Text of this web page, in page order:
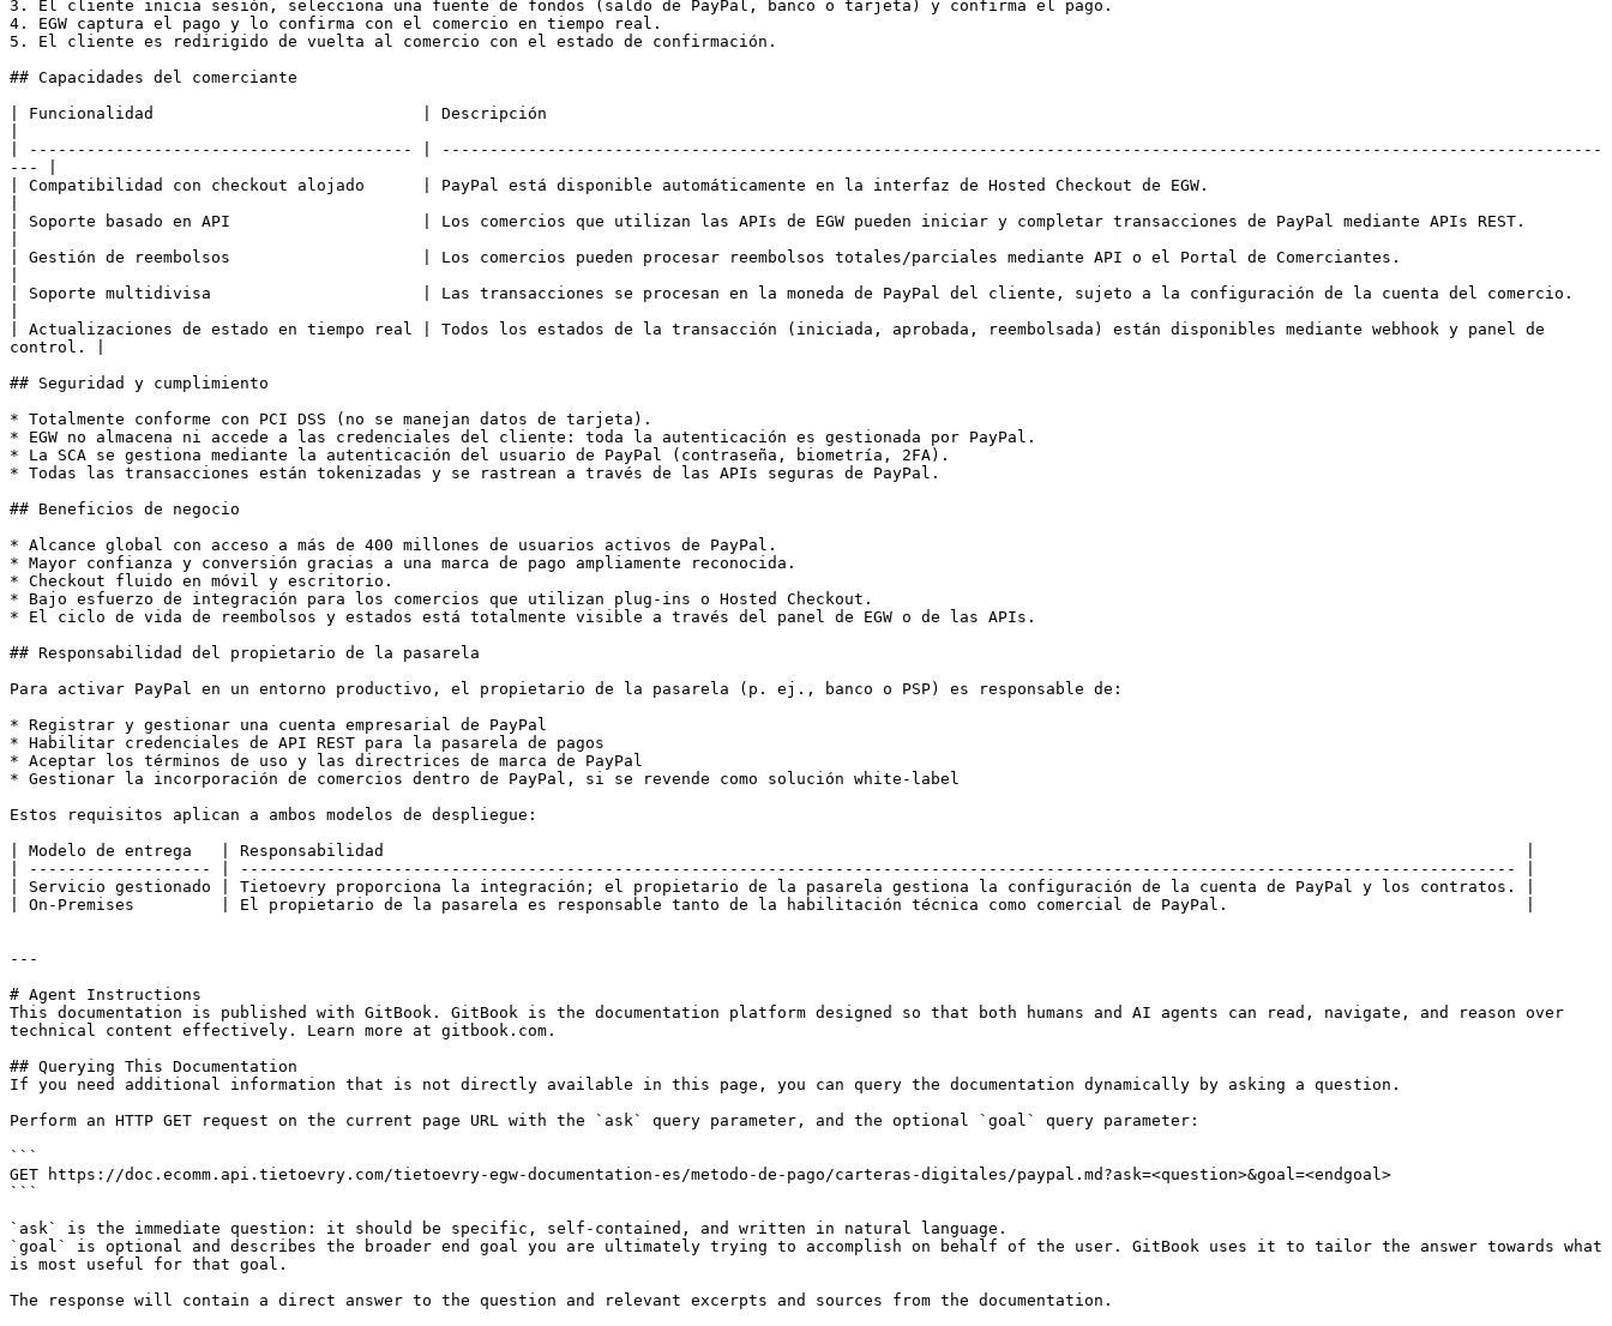
3. El cliente inicia sesión, selecciona una fuente de fondos (saldo de PayPal, banco o tarjeta) y confirma el pago.
4. EGW captura el pago y lo confirma con el comercio en tiempo real.
5. El cliente es redirigido de vuelta al comercio con el estado de confirmación.
## Capacidades del comerciante
| Funcionalidad                            | Descripción
| ---------------------------------------- | -------------------------------------------------------------------------------------------------------------------------
--- |
| Compatibilidad con checkout alojado      | PayPal está disponible automáticamente en la interfaz de Hosted Checkout de EGW.
| Soporte basado en API                    | Los comercios que utilizan las APIs de EGW pueden iniciar y completar transacciones de PayPal mediante APIs REST.
| Gestión de reembolsos                    | Los comercios pueden procesar reembolsos totales/parciales mediante API o el Portal de Comerciantes.
| Soporte multidivisa                      | Las transacciones se procesan en la moneda de PayPal del cliente, sujeto a la configuración de la cuenta del comercio.
| Actualizaciones de estado en tiempo real | Todos los estados de la transacción (iniciada, aprobada, reembolsada) están disponibles mediante webhook y panel de
control. |
## Seguridad y cumplimiento
* Totalmente conforme con PCI DSS (no se manejan datos de tarjeta).
* EGW no almacena ni accede a las credenciales del cliente: toda la autenticación es gestionada por PayPal.
* La SCA se gestiona mediante la autenticación del usuario de PayPal (contraseña, biometría, 2FA).
* Todas las transacciones están tokenizadas y se rastrean a través de las APIs seguras de PayPal.
## Beneficios de negocio
* Alcance global con acceso a más de 400 millones de usuarios activos de PayPal.
* Mayor confianza y conversión gracias a una marca de pago ampliamente reconocida.
* Checkout fluido en móvil y escritorio.
* Bajo esfuerzo de integración para los comercios que utilizan plug-ins o Hosted Checkout.
* El ciclo de vida de reembolsos y estados está totalmente visible a través del panel de EGW o de las APIs.
## Responsabilidad del propietario de la pasarela
Para activar PayPal en un entorno productivo, el propietario de la pasarela (p. ej., banco o PSP) es responsable de:
* Registrar y gestionar una cuenta empresarial de PayPal
* Habilitar credenciales de API REST para la pasarela de pagos
* Aceptar los términos de uso y las directrices de marca de PayPal
* Gestionar la incorporación de comercios dentro de PayPal, si se revende como solución white-label
Estos requisitos aplican a ambos modelos de despliegue:
| Modelo de entrega   | Responsabilidad                                                                                                                       |
| ------------------- | ------------------------------------------------------------------------------------------------------------------------------------- |
| Servicio gestionado | Tietoevry proporciona la integración; el propietario de la pasarela gestiona la configuración de la cuenta de PayPal y los contratos. |
| On-Premises         | El propietario de la pasarela es responsable tanto de la habilitación técnica como comercial de PayPal.                               |
---
# Agent Instructions
This documentation is published with GitBook. GitBook is the documentation platform designed so that both humans and AI agents can read, navigate, and reason over
technical content effectively. Learn more at gitbook.com.
## Querying This Documentation
If you need additional information that is not directly available in this page, you can query the documentation dynamically by asking a question.
Perform an HTTP GET request on the current page URL with the `ask` query parameter, and the optional `goal` query parameter:
```
GET https://doc.ecomm.api.tietoevry.com/tietoevry-egw-documentation-es/metodo-de-pago/carteras-digitales/paypal.md?ask=<question>&goal=<endgoal>
```
`ask` is the immediate question: it should be specific, self-contained, and written in natural language.
`goal` is optional and describes the broader end goal you are ultimately trying to accomplish on behalf of the user. GitBook uses it to tailor the answer towards what
is most useful for that goal.
The response will contain a direct answer to the question and relevant excerpts and sources from the documentation.